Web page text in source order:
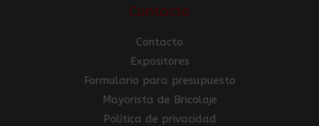
Contacto
Contacto
Expositores
Formulario para presupuesto
Mayorista de Bricolaje
Política de privacidad